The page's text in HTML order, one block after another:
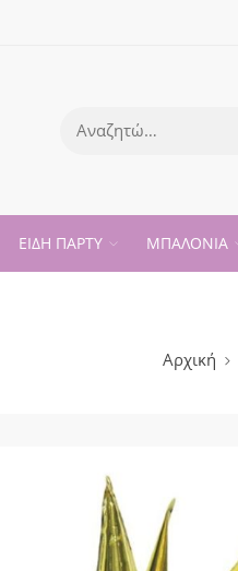
ΕΙΔΗ ΠΑΡΤΥ ΜΠΑΛΟΝΙΑ
Αρχική